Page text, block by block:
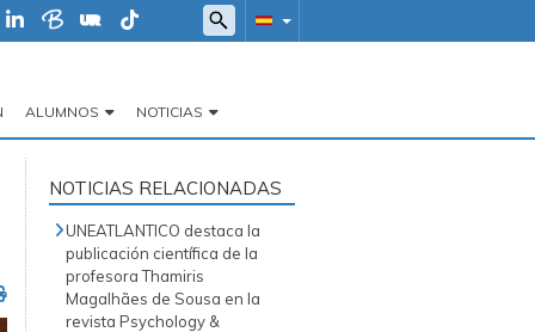
ALUMNOS NOTICIAS
NOTICIAS RELACIONADAS
UNEATLANTICO destaca la
publicación científica de la
profesora Thamiris
Magalhães de Sousa en la
revista Psychology &